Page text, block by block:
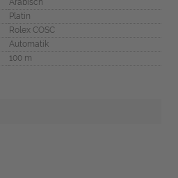
Arabisch
Platin
Rolex COSC
Automatik
100 m